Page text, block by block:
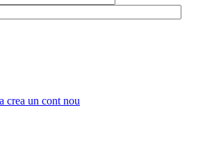
crea un cont nou